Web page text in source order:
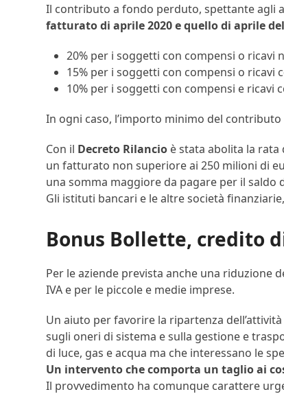
Il contributo a fondo perduto, spettante agli
fatturato di aprile 2020 e quello di aprile
20% per i soggetti con compensi o ricavi
15% per i soggetti con compensi o ricavi
10% per i soggetti con compensi e ricavi
In ogni caso, l’importo minimo del
Con il Decreto Rilancio è stata abolita la rata
un fatturato non superiore ai 250 milioni di
una somma maggiore da pagare per il saldo
Gli istituti bancari e le altre società
Bonus Bollette, credito
Per le aziende prevista anche una riduzione
IVA e per le piccole e medie imprese.
Un aiuto per favorire la ripartenza
sugli oneri di sistema e sulla gestione e
di luce, gas e acqua ma che interessano le
Un intervento che comporta un taglio ai
Il provvedimento ha comunque carattere